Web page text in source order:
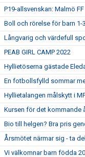
P19-allsvenskan: Malmö
Boll och rörelse för barn 1-
Långvarig och värdefull
PEAB GIRL CAMP 2022
Hyllietöserna gästade
En fotbollsfylld sommar
Hyllietalangen målskytt i
Kursen för det kommande
Bio till helgen? Bra pris
Årsmötet närmar sig - ta
Vi välkomnar barn födda